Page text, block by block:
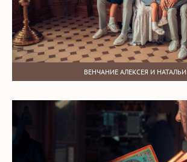
ВЕНЧАНИЕ АЛЕКСЕЯ И НАТАЛЬИ